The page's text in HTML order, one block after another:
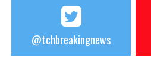
@tchbreakingnews